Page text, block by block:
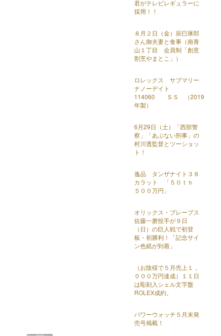
君がテレビレギュラーに
採用！！
８月２日（金）辰巳琢郎
さん御夫妻と食事（南青
山１丁目 会員制「創意
割烹やまとこ」）
ロレックス サブマリー
ナノーデイト
114060 ＳＳ （2019
年製）
6月29日（土）「西部警
察」「あぶない刑事」の
村川透監督とツーショッ
ト！
逸品 タンザナイト３８
カラット 「５０ｔｈ
５００万円」
オリックス・ブレーブス
佐藤一磨投手が９日
（日）の巨人戦で初登
板・初勝利！「記念サイ
ン色紙が到着」
（お陰様で５月売上１，
０００万円達成）１１日
は彫刻入シェル文字盤
ROLEX成約。
パワーウォッチ５月末発
売号掲載！